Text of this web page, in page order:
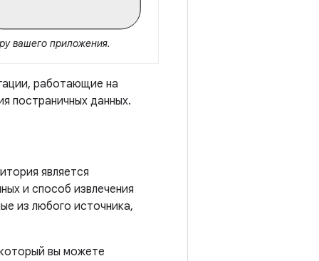
вашего приложения.
работающие на
постраничных данных.
является
и способ извлечения
из любого источника,
вы можете